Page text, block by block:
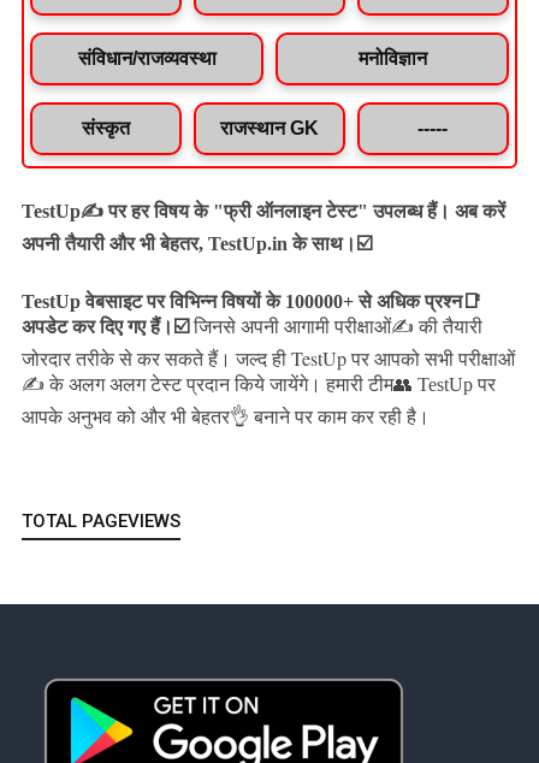
संविधान/राजव्यवस्था मनोविज्ञान
संस्कृत राजस्थान GK -----
TestUp✍️ पर हर विषय के "फ्री ऑनलाइन टेस्ट" उपलब्ध हैं। अब करें
अपनी तैयारी और भी बेहतर, TestUp.in के साथ।☑️
TestUp वेबसाइट पर विभिन्न विषयों के 100000+ से अधिक प्रश्न📑
अपडेट कर दिए गए हैं। ☑️ जिनसे अपनी आगामी परीक्षाओं✍️ की तैयारी
जोरदार तरीके से कर सकते हैं।जल्द ही TestUp पर आपको सभी परीक्षाओं
✍️ के अलग अलग टेस्ट प्रदान किये जायेंगे। हमारी टीम👥 TestUp पर
आपके अनुभव को और भी बेहतर👌 बनाने पर काम कर रही है।
TOTAL PAGEVIEWS